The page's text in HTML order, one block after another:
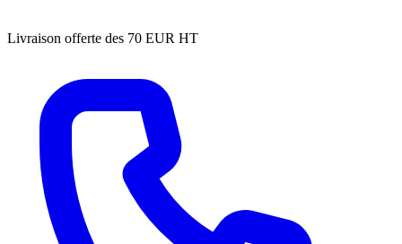
Livraison offerte des 70 EUR HT